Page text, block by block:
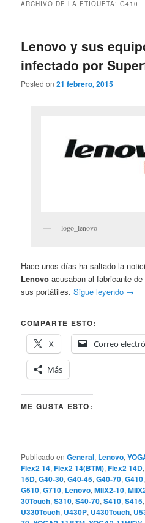
ARCHIVO DE LA ETIQUETA:G410
Lenovo y sus
infectado por
Posted on21 febrero, 2015
logo_lenovo
Hace unos días ha saltado la
Lenovo acusaban al fabricante
sus portátiles.Sigue leyendo →
COMPARTE ESTO:
X
Correo
Más
ME GUSTA ESTO:
Publicado en General, Lenovo,
Flex2 14,Flex2 14(BTM),Flex2 14D
15D,G40-30,G40-45,G40-70,G410
G510,G710, Lenovo,MIIX2-10,
30Touch,S310,S40-70,S410,S415
U330Touch, U430P, U430Touch,